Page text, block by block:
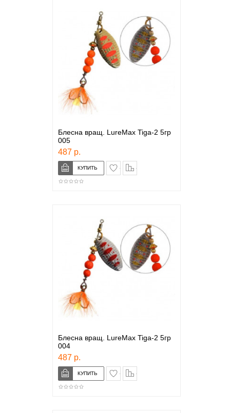
Блесна вращ. LureMax Tiga-2 5гр
005
487 р.
в закладки
Блесна вращ. LureMax Tiga-2 5гр
004
487 р.
в закладки